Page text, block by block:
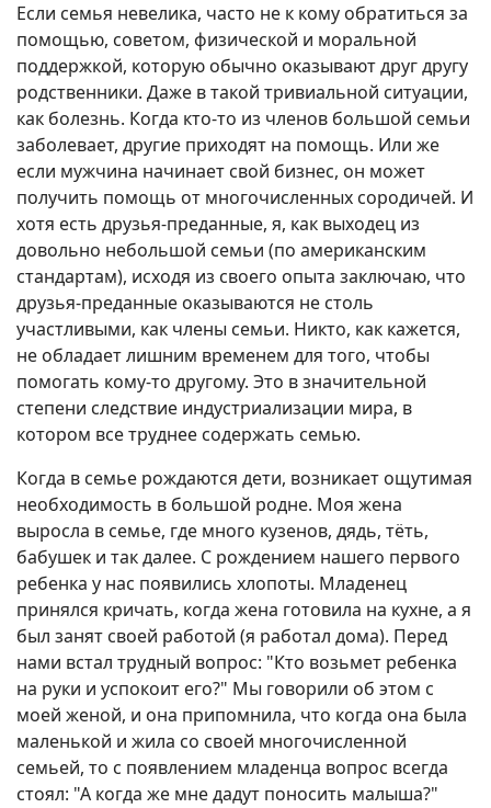
Если семья невелика, часто не к кому обратиться за
помощью, советом, физической и моральной
поддержкой, которую обычно оказывают друг другу
родственники. Даже в такой тривиальной ситуации,
как болезнь. Когда кто-то из членов большой семьи
заболевает, другие приходят на помощь. Или же
если мужчина начинает свой бизнес, он может
получить помощь от многочисленных сородичей. И
хотя есть друзья-преданные, я, как выходец из
довольно небольшой семьи (по американским
стандартам), исходя из своего опыта заключаю, что
друзья-преданные оказываются не столь
участливыми, как члены семьи. Никто, как кажется,
не обладает лишним временем для того, чтобы
помогать кому-то другому. Это в значительной
степени следствие индустриализации мира, в
котором все труднее содержать семью.
Когда в семье рождаются дети, возникает ощутимая
необходимость в большой родне. Моя жена
выросла в семье, где много кузенов, дядь, тёть,
бабушек и так далее. С рождением нашего первого
ребенка у нас появились хлопоты. Младенец
принялся кричать, когда жена готовила на кухне, а я
был занят своей работой (я работал дома). Перед
нами встал трудный вопрос: "Кто возьмет ребенка
на руки и успокоит его?" Мы говорили об этом с
моей женой, и она припомнила, что когда она была
маленькой и жила со своей многочисленной
семьей, то с появлением младенца вопрос всегда
стоял: "А когда же мне дадут поносить малыша?"